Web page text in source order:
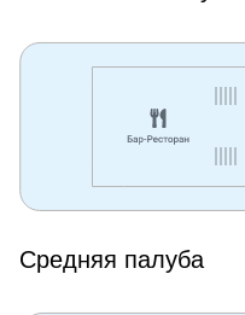
Средняя палуба